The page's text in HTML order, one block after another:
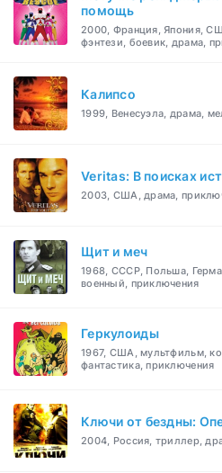
помощь
2000, Франция, Япония,
фэнтези, боевик, драма,
Калипсо
1999, Венесуэла, драма,
Veritas: В поисках
2003, США, драма,
Щит и меч
1968, СССР, Польша,
военный, приключения
Геркулоиды
1967, США, мультфильм,
фантастика, приключения
Ключи от бездны:
2004, Россия, триллер,